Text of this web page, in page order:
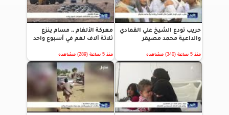
حريب تودع الشيخ علي القمادي
والداعية محمد مصيقر
منذ 5 ساعة (340) مشاهده
معركة الألغام .. مسام ينزع
ثلاثة آلاف لغم في أسبوع واحد
منذ 5 ساعة (289) مشاهده